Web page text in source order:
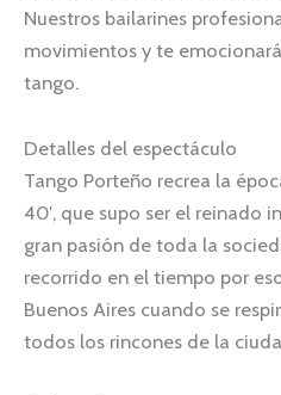
Nuestros bailarines
movimientos y te
tango.
Detalles del espectáculo
Tango Porteño recrea la
40′, que supo ser el reinado
gran pasión de toda la
recorrido en el tiempo por
Buenos Aires cuando se
todos los rincones de la